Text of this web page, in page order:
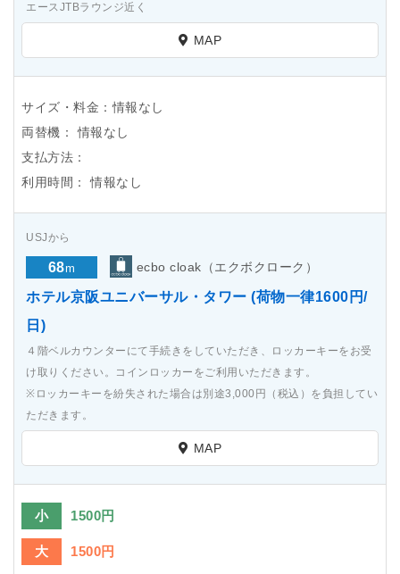
エースJTBラウンジ近く
MAP
サイズ・料金：情報なし
両替機：
情報なし
支払方法：
利用時間：
情報なし
USJから
68m ecbo cloak（エクボクローク）
ホテル京阪ユニバーサル・タワー (荷物一律1600円/
日)
４階ベルカウンターにて手続きをしていただき、ロッカーキーをお受
け取りください。コインロッカーをご利用いただきます。
※ロッカーキーを紛失された場合は別途3,000円（税込）を負担してい
ただきます。
MAP
小 1500円
大 1500円